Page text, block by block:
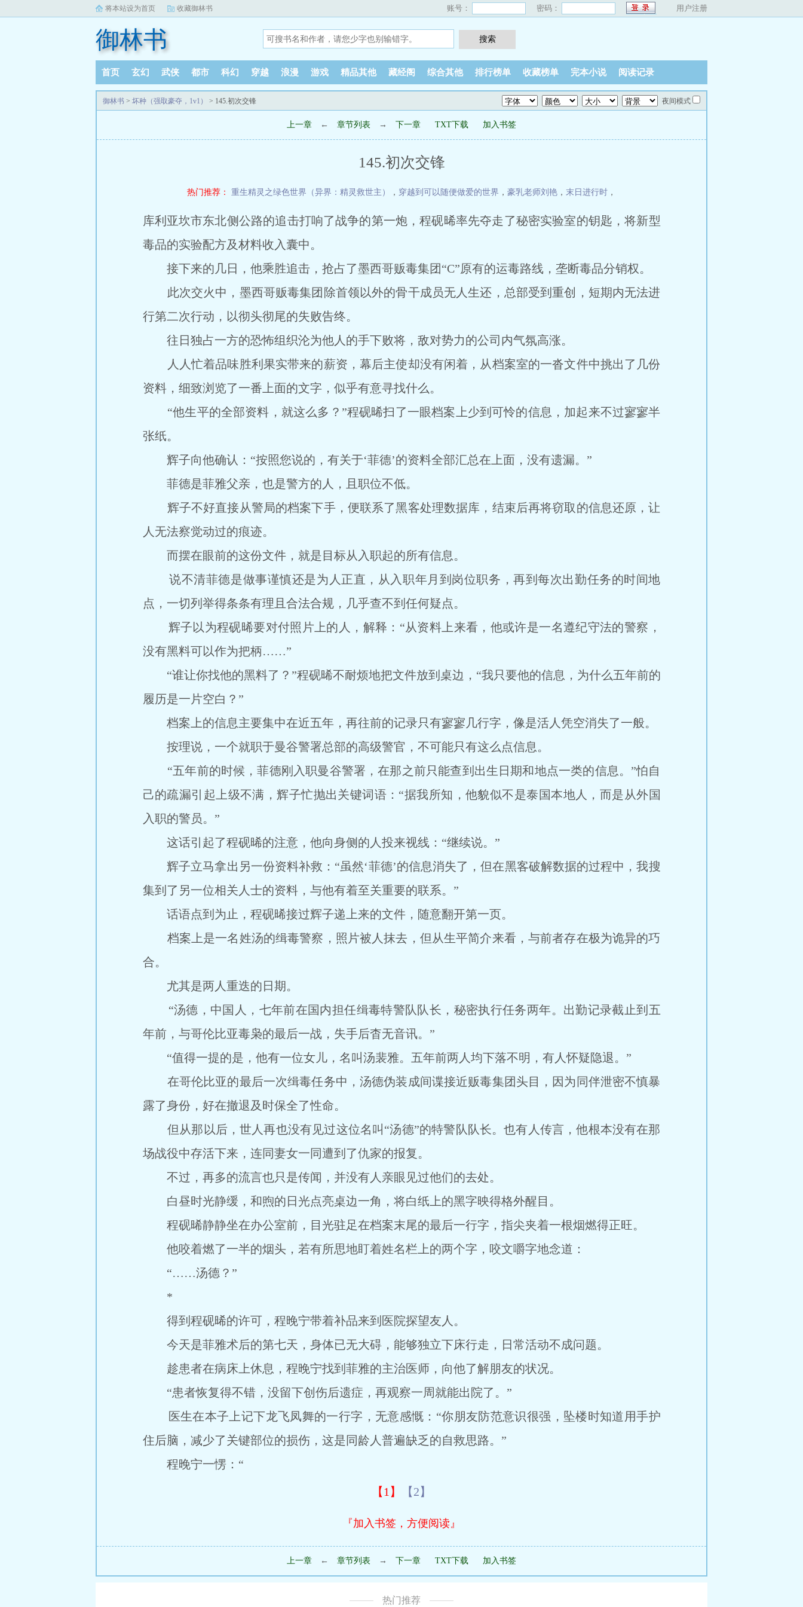
将本站设为首页 收藏御林书 账号： 密码： 用户注册
御林书
首页 玄幻 武侠 都市 科幻 穿越 浪漫 游戏 精品其他 藏经阁 综合其他 排行榜单 收藏榜单 完本小说 阅读记录
御林书 > 坏种（强取豪夺，1v1） > 145.初次交锋 夜间模式
上一章 ← 章节列表 → 下一章 TXT下载 加入书签
145.初次交锋
热门推荐： 重生精灵之绿色世界（异界：精灵救世主） ， 穿越到可以随便做爱的世界 ， 豪乳老师刘艳 ， 末日进行时 ，
库利亚坎市东北侧公路的追击打响了战争的第一炮，程砚晞率先夺走了秘密实验室的钥匙，将新型
毒品的实验配方及材料收入囊中。
接下来的几日，他乘胜追击，抢占了墨西哥贩毒集团“C”原有的运毒路线，垄断毒品分销权。
此次交火中，墨西哥贩毒集团除首领以外的骨干成员无人生还，总部受到重创，短期内无法进
行第二次行动，以彻头彻尾的失败告终。
往日独占一方的恐怖组织沦为他人的手下败将，敌对势力的公司内气氛高涨。
人人忙着品味胜利果实带来的薪资，幕后主使却没有闲着，从档案室的一沓文件中挑出了几份
资料，细致浏览了一番上面的文字，似乎有意寻找什么。
“他生平的全部资料，就这么多？”程砚晞扫了一眼档案上少到可怜的信息，加起来不过寥寥半
张纸。
辉子向他确认：“按照您说的，有关于‘菲德’的资料全部汇总在上面，没有遗漏。”
菲德是菲雅父亲，也是警方的人，且职位不低。
辉子不好直接从警局的档案下手，便联系了黑客处理数据库，结束后再将窃取的信息还原，让
人无法察觉动过的痕迹。
而摆在眼前的这份文件，就是目标从入职起的所有信息。
说不清菲德是做事谨慎还是为人正直，从入职年月到岗位职务，再到每次出勤任务的时间地
点，一切列举得条条有理且合法合规，几乎查不到任何疑点。
辉子以为程砚晞要对付照片上的人，解释：“从资料上来看，他或许是一名遵纪守法的警察，
没有黑料可以作为把柄……”
“谁让你找他的黑料了？”程砚晞不耐烦地把文件放到桌边，“我只要他的信息，为什么五年前的
履历是一片空白？”
档案上的信息主要集中在近五年，再往前的记录只有寥寥几行字，像是活人凭空消失了一般。
按理说，一个就职于曼谷警署总部的高级警官，不可能只有这么点信息。
“五年前的时候，菲德刚入职曼谷警署，在那之前只能查到出生日期和地点一类的信息。”怕自
己的疏漏引起上级不满，辉子忙抛出关键词语：“据我所知，他貌似不是泰国本地人，而是从外国
入职的警员。”
这话引起了程砚晞的注意，他向身侧的人投来视线：“继续说。”
辉子立马拿出另一份资料补救：“虽然‘菲德’的信息消失了，但在黑客破解数据的过程中，我搜
集到了另一位相关人士的资料，与他有着至关重要的联系。”
话语点到为止，程砚晞接过辉子递上来的文件，随意翻开第一页。
档案上是一名姓汤的缉毒警察，照片被人抹去，但从生平简介来看，与前者存在极为诡异的巧
合。
尤其是两人重迭的日期。
“汤德，中国人，七年前在国内担任缉毒特警队队长，秘密执行任务两年。出勤记录截止到五
年前，与哥伦比亚毒枭的最后一战，失手后杳无音讯。”
“值得一提的是，他有一位女儿，名叫汤裴雅。五年前两人均下落不明，有人怀疑隐退。”
在哥伦比亚的最后一次缉毒任务中，汤德伪装成间谍接近贩毒集团头目，因为同伴泄密不慎暴
露了身份，好在撤退及时保全了性命。
但从那以后，世人再也没有见过这位名叫“汤德”的特警队队长。也有人传言，他根本没有在那
场战役中存活下来，连同妻女一同遭到了仇家的报复。
不过，再多的流言也只是传闻，并没有人亲眼见过他们的去处。
白昼时光静缓，和煦的日光点亮桌边一角，将白纸上的黑字映得格外醒目。
程砚晞静静坐在办公室前，目光驻足在档案末尾的最后一行字，指尖夹着一根烟燃得正旺。
他咬着燃了一半的烟头，若有所思地盯着姓名栏上的两个字，咬文嚼字地念道：
“……汤德？”
*
得到程砚晞的许可，程晚宁带着补品来到医院探望友人。
今天是菲雅术后的第七天，身体已无大碍，能够独立下床行走，日常活动不成问题。
趁患者在病床上休息，程晚宁找到菲雅的主治医师，向他了解朋友的状况。
“患者恢复得不错，没留下创伤后遗症，再观察一周就能出院了。”
医生在本子上记下龙飞凤舞的一行字，无意感慨：“你朋友防范意识很强，坠楼时知道用手护
住后脑，减少了关键部位的损伤，这是同龄人普遍缺乏的自救思路。”
程晚宁一愣：“
【1】 【2】
『加入书签，方便阅读』
上一章 ← 章节列表 → 下一章 TXT下载 加入书签
热门推荐